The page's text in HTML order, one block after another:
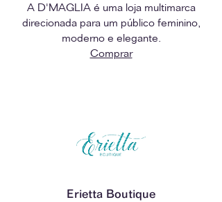
A D'MAGLIA é uma loja multimarca
direcionada para um público feminino,
moderno e elegante.
Comprar
Erietta Boutique